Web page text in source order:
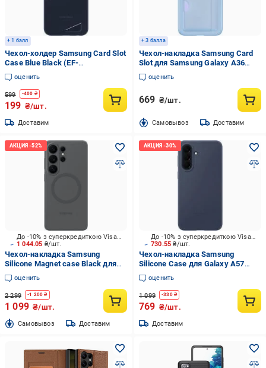
+ 1 балл
Чехол-холдер Samsung Card Slot
Case Blue Black (EF-
OA256TBEGWW) для A25
оценить
599 -400 ₴
199 ₴/шт.
Доставим
+ 3 балла
Чехол-накладка Samsung Card
Slot для Samsung Galaxy A36
Blue (EF-OA366TBEGWW)
оценить
669 ₴/шт.
Cамовывоз Доставим
1 044.05 ₴/шт.
До -10% з суперкредиткою Visa Вигода
Чехол-накладка Samsung
Silicone Magnet case Black для
Galaxy S26 Ultra (EF-
ES948CBEGWW)
оценить
2 299 -1 200 ₴
1 099 ₴/шт.
Cамовывоз Доставим
730.55₴/шт.
До -10% з суперкредиткою Visa Вигода
Чехол-накладка Samsung
Silicone Case для Galaxy A57
Dark Blue (EF-PA576CNEGWW)
оценить
1 099 -330₴
769 ₴/шт.
Доставим